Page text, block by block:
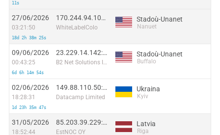
11s
27/06/2026
03:21:50
18d 2h 38m 25s
170.244.94.109:57765
WhiteLabelColo
Stadoù-Unanet
Nanuet
09/06/2026
00:43:25
6d 6h 14m 54s
23.229.14.142:32944
B2 Net Solutions Inc.
Stadoù-Unanet
Buffalo
02/06/2026
18:28:31
1d 23h 35m 47s
149.88.110.50:24607
Datacamp Limited
Ukraina
Kyiv
31/05/2026
18:52:44
85.203.39.229:23817
EstNOC OY
Latvia
Riga